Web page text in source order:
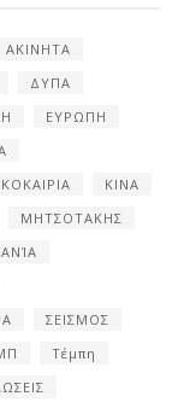
ΑΚΙΝΗΤΑ
ΔΥΠΑ
ΕΥΡΩΠΗ
ΚΙΝΑ
ΜΗΤΣΟΤΑΚΗΣ
ΣΕΙΣΜΟΣ
Τέμπη